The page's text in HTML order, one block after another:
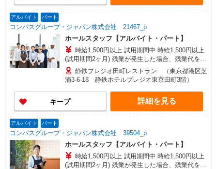
アルバイト パート
コンパスグループ・ジャパン株式会社 21467_p
ホールスタッフ【アルバイト・パート】
時給1,500円以上 試用期間中 時給1,500円以上
(試用期間2ヶ月) 残業が発生した場合、残業代を1
分単位で別途支給します。
静鉄プレジオ田町レストラン （東京都港区芝
浦3-6-18 静鉄ホテルプレジオ東京田町3階）
キープ 詳細を見る
アルバイト パート
コンパスグループ・ジャパン株式会社 39504_p
ホールスタッフ【アルバイト・パート】
時給1,500円以上 試用期間中 時給1,500円以上
(試用期間2ヶ月) 残業が発生した場合、残業代を1